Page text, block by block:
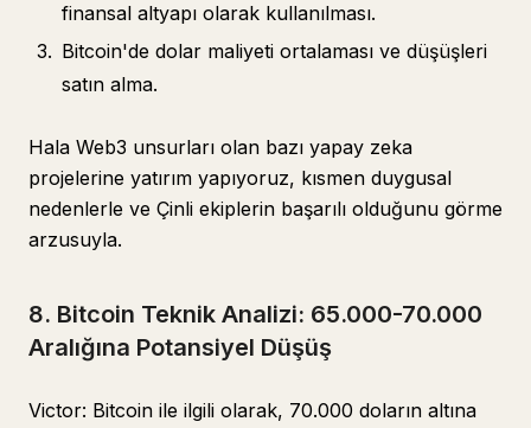
finansal altyapı olarak kullanılması.
Bitcoin'de dolar maliyeti ortalaması ve düşüşleri
satın alma.
Hala Web3 unsurları olan bazı yapay zeka
projelerine yatırım yapıyoruz, kısmen duygusal
nedenlerle ve Çinli ekiplerin başarılı olduğunu görme
arzusuyla.
8. Bitcoin Teknik Analizi: 65.000-70.000
Aralığına Potansiyel Düşüş
Victor: Bitcoin ile ilgili olarak, 70.000 doların altına